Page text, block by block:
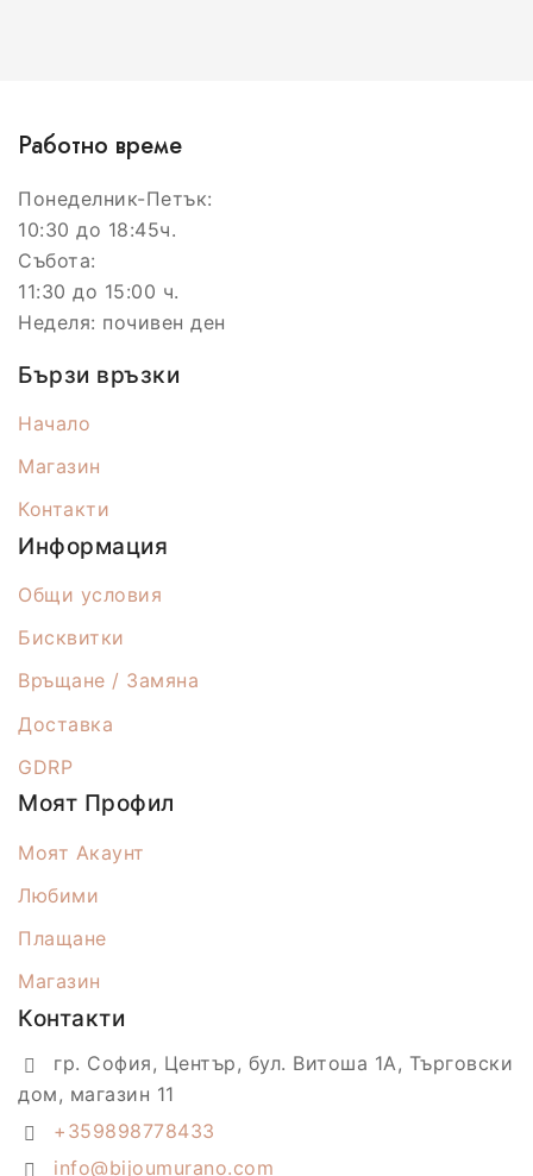
Работно време
Понеделник-Петък:
10:30 до 18:45ч.
Събота:
11:30 до 15:00 ч.
Неделя: почивен ден
Бързи връзки
Начало
Магазин
Контакти
Информация
Общи условия
Бисквитки
Връщане / Замяна
Доставка
GDRP
Моят Профил
Моят Акаунт
Любими
Плащане
Магазин
Контакти
гр. София, Център, бул. Витоша 1А, Търговски
дом, магазин 11
+359898778433
info@bijoumurano.com